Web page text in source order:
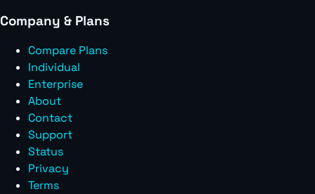
Company & Plans
Compare Plans
Individual
Enterprise
About
Contact
Support
Status
Privacy
Terms